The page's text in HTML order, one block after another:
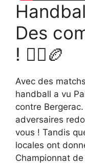
Des
! 🤾‍♂️🏉
Avec des
handball a vu
contre
adversaires
vous ! Tandis
locales ont
Championnat